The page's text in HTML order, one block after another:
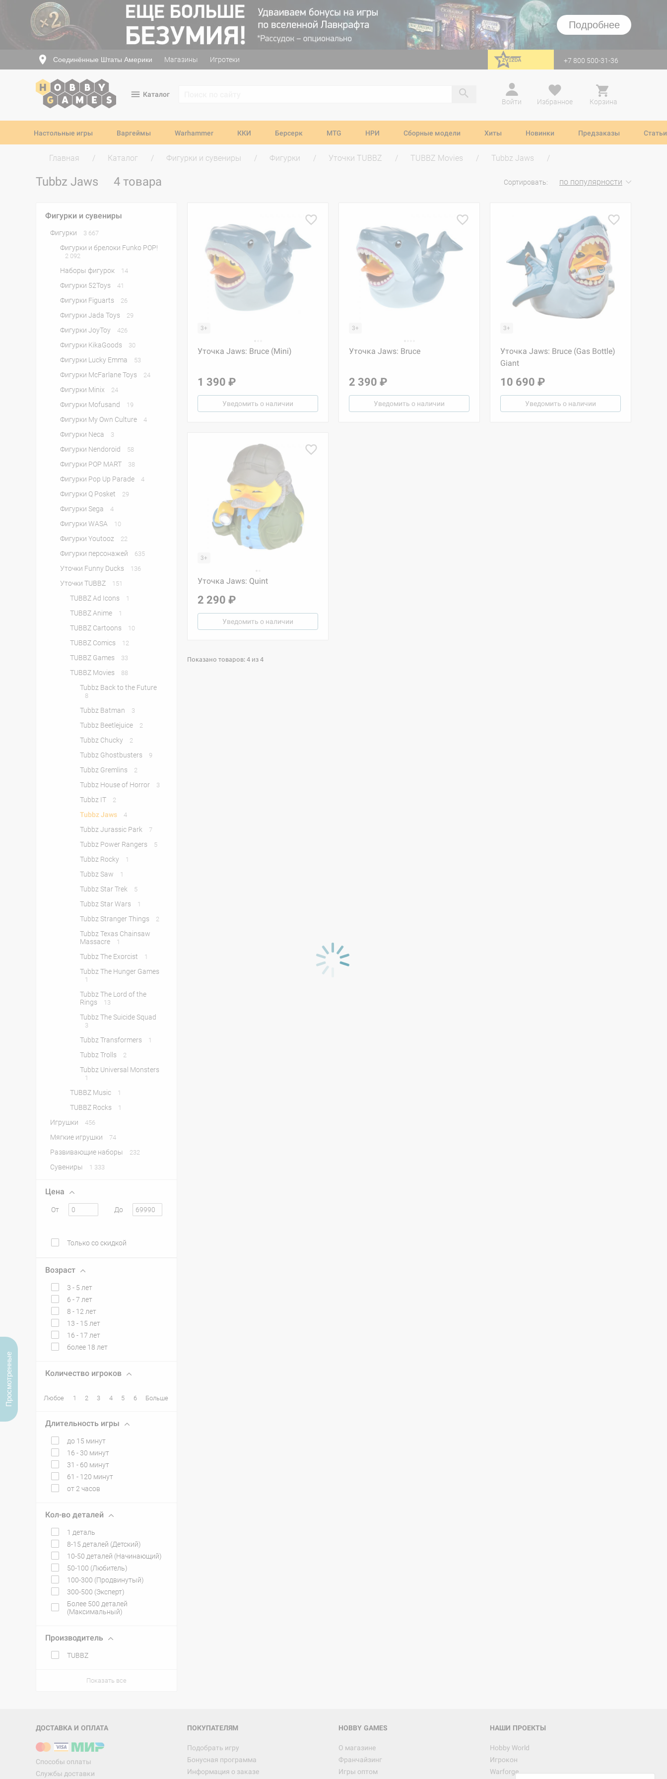
Подробнее
Соединённые Штаты Америки Магазины Игротеки перейти на Zvezda +7 800 500-31-36
Каталог
Войти
Избранное Корзина
Настольные игры Варгеймы Warhammer ККИ Берсерк MTG НРИ Сборные модели Хиты Новинки Предзаказы Статьи
Главная Каталог Фигурки и сувениры Фигурки Уточки TUBBZ TUBBZ Movies Tubbz Jaws
Tubbz Jaws 4 товара Сортировать: по популярности
Фигурки и сувениры
Фигурки 3 667
Фигурки и брелоки Funko POP!
2 092
Наборы фигурок 14
Фигурки 52Toys 41
Фигурки Figuarts 26
Фигурки Jada Toys 29
Фигурки JoyToy 426
Фигурки KikaGoods 30
Фигурки Lucky Emma 53
Фигурки McFarlane Toys 24
Фигурки Minix 24
Фигурки Mofusand 19
Фигурки My Own Culture 4
Фигурки Neca 3
Фигурки Nendoroid 58
Фигурки POP MART 38
Фигурки Pop Up Parade 4
Фигурки Q Posket 29
Фигурки Sega 4
Фигурки WASA 10
Фигурки Youtooz 22
Фигурки персонажей 635
Уточки Funny Ducks 136
Уточки TUBBZ 151
TUBBZ Ad Icons 1
TUBBZ Anime 1
TUBBZ Cartoons 10
TUBBZ Comics 12
TUBBZ Games 33
TUBBZ Movies 88
Tubbz Back to the Future
8
Tubbz Batman 3
Tubbz Beetlejuice 2
Tubbz Chucky 2
Tubbz Ghostbusters 9
Tubbz Gremlins 2
Tubbz House of Horror 3
Tubbz IT 2
Tubbz Jaws 4
Tubbz Jurassic Park 7
Tubbz Power Rangers 5
Tubbz Rocky 1
Tubbz Saw 1
Tubbz Star Trek 5
Tubbz Star Wars 1
Tubbz Stranger Things 2
Tubbz Texas Chainsaw
Massacre
1
Tubbz The Exorcist 1
Tubbz The Hunger Games
1
Tubbz The Lord of the
Rings
13
Tubbz The Suicide Squad
3
Tubbz Transformers 1
Tubbz Trolls 2
Tubbz Universal Monsters
1
TUBBZ Music 1
TUBBZ Rocks 1
Игрушки 456
Мягкие игрушки 74
Развивающие наборы 232
Сувениры 1 333
Цена
От До
Только со скидкой
Возраст
3 - 5 лет
6 - 7 лет
8 - 12 лет
13 - 15 лет
16 - 17 лет
более 18 лет
Количество игроков
Любое 1 2 3 4 5 6 Больше
Длительность игры
до 15 минут
16 - 30 минут
31 - 60 минут
61 - 120 минут
от 2 часов
Кол-во деталей
1 деталь
8-15 деталей (Детский)
10-50 деталей (Начинающий)
50-100 (Любитель)
100-300 (Продвинутый)
300-500 (Эксперт)
Более 500 деталей
(Максимальный)
Производитель
TUBBZ
Показать все
3+
Уточка Jaws: Bruce (Mini)
1 390 ₽
Уведомить о наличии
3+
Уточка Jaws: Bruce
2 390 ₽
Уведомить о наличии
3+
Уточка Jaws: Bruce (Gas Bottle)
Giant
10 690 ₽
Уведомить о наличии
3+
Уточка Jaws: Quint
2 290 ₽
Уведомить о наличии
Показано товаров: 4 из 4
ДОСТАВКА И ОПЛАТА
Способы оплаты
Службы доставки
ПОКУПАТЕЛЯМ
Подобрать игру
Бонусная программа
Информация о заказе
HOBBY GAMES
О магазине
Франчайзинг
Игры оптом
НАШИ ПРОЕКТЫ
Hobby World
Игрокон
Warforge
Просмотренные
12 990
Настольная игра Hobby World Берсерк.